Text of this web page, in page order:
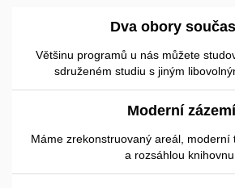
Dva obory
Většinu programů u nás můžete
sdruženém studiu s jiným
Moderní zázemí
Máme zrekonstruovaný areál, moderní
a rozsáhlou